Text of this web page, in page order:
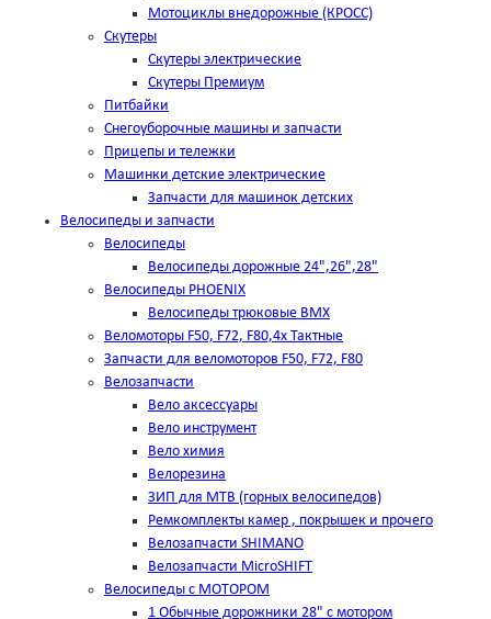
Мотоциклы внедорожные (КРОСС)
Скутеры
Скутеры электрические
Скутеры Премиум
Питбайки
Снегоуборочные машины и запчасти
Прицепы и тележки
Машинки детские электрические
Запчасти для машинок детских
Велосипеды и запчасти
Велосипеды
Велосипеды дорожные 24",26",28"
Велосипеды PHOENIX
Велосипеды трюковые BMX
Веломоторы F50, F72, F80,4х Тактные
Запчасти для веломоторов F50, F72, F80
Велозапчасти
Вело аксессуары
Вело инструмент
Вело химия
Велорезина
ЗИП для MTB (горных велосипедов)
Ремкомплекты камер , покрышек и прочего
Велозапчасти SHIMANO
Велозапчасти MicroSHIFT
Велосипеды с МОТОРОМ
1 Обычные дорожники 28" с мотором